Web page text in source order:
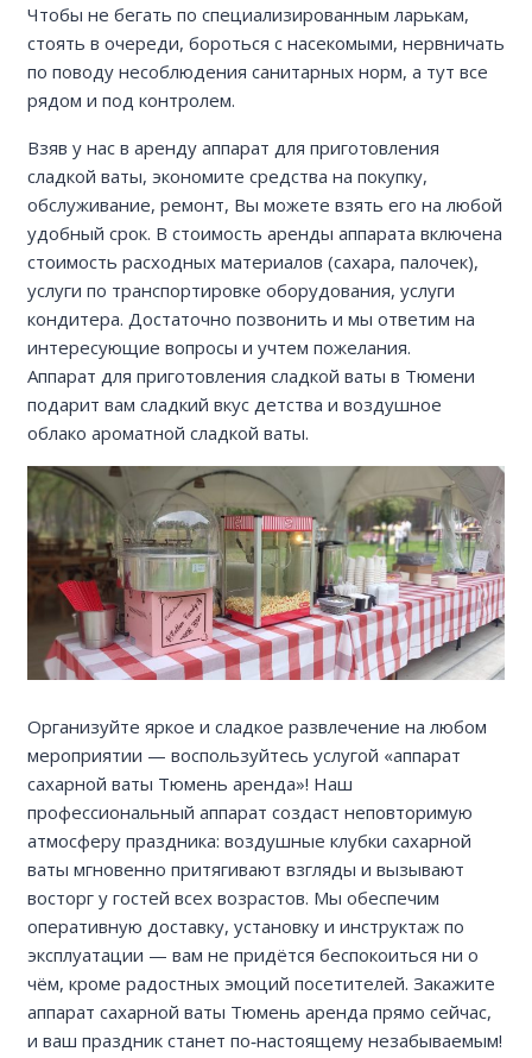
Чтобы не бегать по специализированным ларькам,
стоять в очереди, бороться с насекомыми, нервничать
по поводу несоблюдения санитарных норм, а тут все
рядом и под контролем.
Взяв у нас в аренду аппарат для приготовления
сладкой ваты, экономите средства на покупку,
обслуживание, ремонт, Вы можете взять его на любой
удобный срок. В стоимость аренды аппарата включена
стоимость расходных материалов (сахара, палочек),
услуги по транспортировке оборудования, услуги
кондитера. Достаточно позвонить и мы ответим на
интересующие вопросы и учтем пожелания.
Аппарат для приготовления сладкой ваты в Тюмени
подарит вам сладкий вкус детства и воздушное
облако ароматной сладкой ваты.
Организуйте яркое и сладкое развлечение на любом
мероприятии — воспользуйтесь услугой «аппарат
сахарной ваты Тюмень аренда»! Наш
профессиональный аппарат создаст неповторимую
атмосферу праздника: воздушные клубки сахарной
ваты мгновенно притягивают взгляды и вызывают
восторг у гостей всех возрастов. Мы обеспечим
оперативную доставку, установку и инструктаж по
эксплуатации — вам не придётся беспокоиться ни о
чём, кроме радостных эмоций посетителей. Закажите
аппарат сахарной ваты Тюмень аренда прямо сейчас,
и ваш праздник станет по‑настоящему незабываемым!